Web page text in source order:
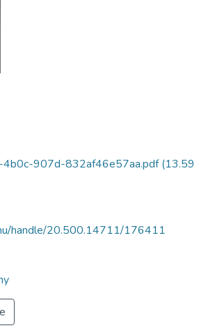
907d-832af46e57aa.pdf(13.59
handle/20.500.14711/176411